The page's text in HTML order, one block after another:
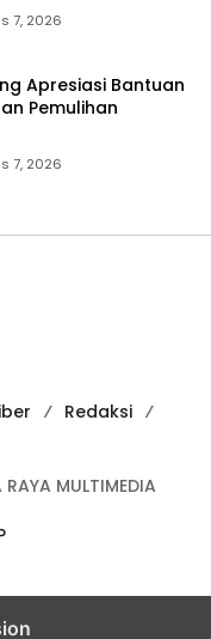
7, 2026
Apresiasi Bantuan
Pemulihan
7, 2026
Redaksi
MULTIMEDIA